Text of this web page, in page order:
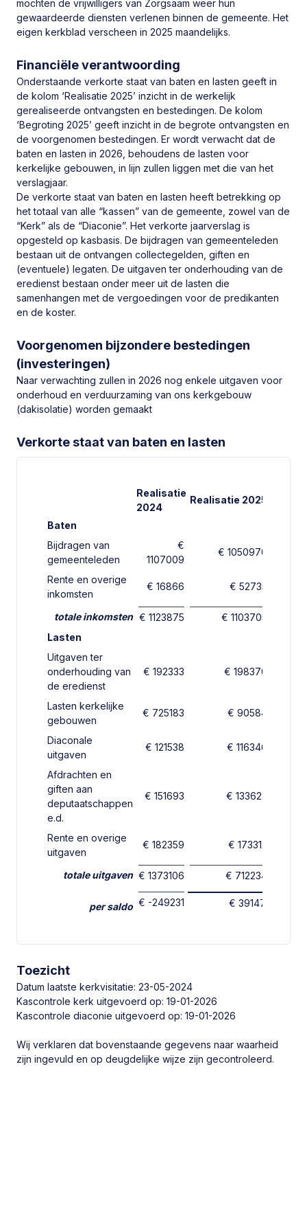
Ds. A.T. Huijser 23-01-2020
Toon historische gebouwen
Contactgegevens
H. van Dalfsen
Scriba
(038) 385 75 80
Contact opnemen
G.W. Kloosterman
Koster
06 12 59 47 66
Contact opnemen
Financiële gegevens
mochten de vrijwilligers van Zorgsaam weer hun
gewaardeerde diensten verlenen binnen de gemeente. Het
eigen kerkblad verscheen in 2025 maandelijks.
Financiële verantwoording
Onderstaande verkorte staat van baten en lasten geeft in
de kolom ‘Realisatie 2025’ inzicht in de werkelijk
gerealiseerde ontvangsten en bestedingen. De kolom
‘Begroting 2025’ geeft inzicht in de begrote ontvangsten en
de voorgenomen bestedingen. Er wordt verwacht dat de
baten en lasten in 2026, behoudens de lasten voor
kerkelijke gebouwen, in lijn zullen liggen met die van het
verslagjaar.
De verkorte staat van baten en lasten heeft betrekking op
het totaal van alle “kassen” van de gemeente, zowel van de
“Kerk” als de “Diaconie”. Het verkorte jaarverslag is
opgesteld op kasbasis. De bijdragen van gemeenteleden
bestaan uit de ontvangen collectegelden, giften en
(eventuele) legaten. De uitgaven ter onderhouding van de
eredienst bestaan onder meer uit de lasten die
samenhangen met de vergoedingen voor de predikanten
en de koster.
Voorgenomen bijzondere bestedingen
(investeringen)
Naar verwachting zullen in 2026 nog enkele uitgaven voor
onderhoud en verduurzaming van ons kerkgebouw
(dakisolatie) worden gemaakt
Verkorte staat van baten en lasten
Realisatie
2024
Realisatie 2025
Baten
Bijdragen van
gemeenteleden
€
1107009
€ 1050970
Rente en overige
inkomsten
€ 16866 € 52735
totale inkomsten € 1123875 € 1103705
Lasten
Uitgaven ter
onderhouding van
de eredienst
€ 192333 € 198370
Lasten kerkelijke
gebouwen
€ 725183 € 90584
Diaconale
uitgaven
€ 121538 € 116346
Afdrachten en
giften aan
deputaatschappen
e.d.
€ 151693 € 133622
Rente en overige
uitgaven
€ 182359 € 173312
totale uitgaven € 1373106 € 712234
per saldo € -249231 € 391471
Toezicht
Datum laatste kerkvisitatie: 23-05-2024
Kascontrole kerk uitgevoerd op: 19-01-2026
Kascontrole diaconie uitgevoerd op: 19-01-2026
Wij verklaren dat bovenstaande gegevens naar waarheid
zijn ingevuld en op deugdelijke wijze zijn gecontroleerd.